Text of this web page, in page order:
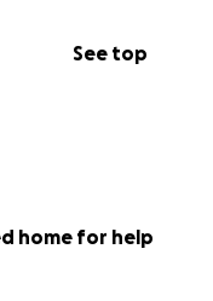
See top
home for help